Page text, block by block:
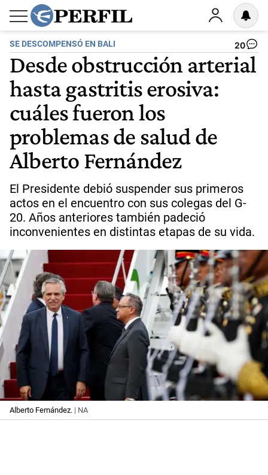
SE DESCOMPENSÓ EN BALI 20
Desde obstrucción arterial
hasta gastritis erosiva:
cuáles fueron los
problemas de salud de
Alberto Fernández
El Presidente debió suspender sus primeros
actos en el encuentro con sus colegas del G-
20. Años anteriores también padeció
inconvenientes en distintas etapas de su vida.
Alberto Fernández. | NA